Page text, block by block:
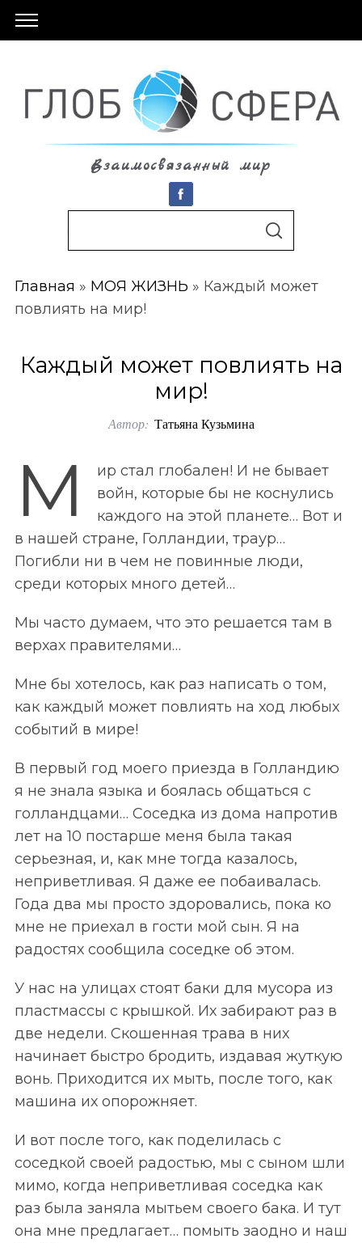
Взаимосвязанный мир
r
c
f
o
S
C
H
Главная » МОЯ ЖИЗНЬ » Каждый может
повлиять на мир!
Каждый может повлиять на
мир!
Автор: Татьяна Кузьмина
М
ир стал глобален! И не бывает
войн, которые бы не коснулись
каждого на этой планете… Вот и
в нашей стране, Голландии, траур…
Погибли ни в чем не повинные люди,
среди которых много детей…
Мы часто думаем, что это решается там в
верхах правителями…
Мне бы хотелось, как раз написать о том,
как каждый может повлиять на ход любых
событий в мире!
В первый год моего приезда в Голландию
я не знала языка и боялась общаться с
голландцами… Соседка из дома напротив
лет на 10 постарше меня была такая
серьезная, и, как мне тогда казалось,
неприветливая. Я даже ее побаивалась.
Года два мы просто здоровались, пока ко
мне не приехал в гости мой сын. Я на
радостях сообщила соседке об этом.
У нас на улицах стоят баки для мусора из
пластмассы с крышкой. Их забирают раз в
две недели. Скошенная трава в них
начинает быстро бродить, издавая жуткую
вонь. Приходится их мыть, после того, как
машина их опорожняет.
И вот после того, как поделилась с
соседкой своей радостью, мы с сыном шли
мимо, когда неприветливая соседка как
раз была заняла мытьем своего бака. И тут
она мне предлагает… помыть заодно и наш